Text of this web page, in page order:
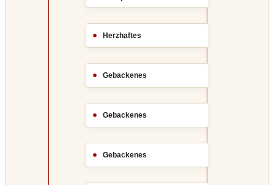
Herzhaftes
Gebackenes
Gebackenes
Gebackenes